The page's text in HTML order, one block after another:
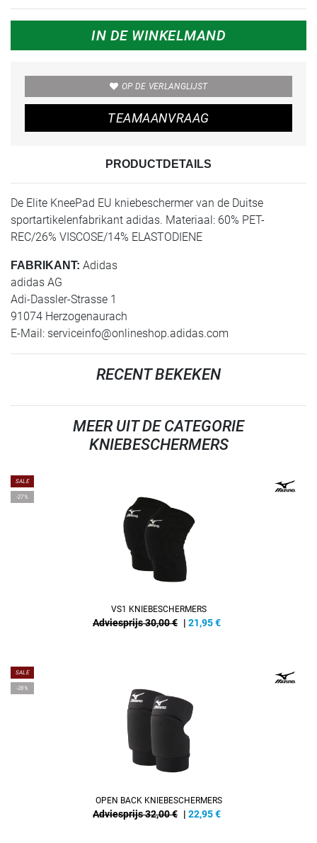
IN DE WINKELMAND
OP DE VERLANGLIJST
TEAMAANVRAAG
PRODUCTDETAILS
De Elite KneePad EU kniebeschermer van de Duitse
sportartikelenfabrikant adidas. Materiaal: 60% PET-
REC/26% VISCOSE/14% ELASTODIENE
FABRIKANT: Adidas
adidas AG
Adi-Dassler-Strasse 1
91074 Herzogenaurach
E-Mail: serviceinfo@onlineshop.adidas.com
RECENT BEKEKEN
MEER UIT DE CATEGORIE
KNIEBESCHERMERS
SALE
-27%
VS1 KNIEBESCHERMERS
Adviesprijs 30,00 € | 21,95€
SALE
-28%
OPEN BACK KNIEBESCHERMERS
Adviesprijs 32,00 € | 22,95€